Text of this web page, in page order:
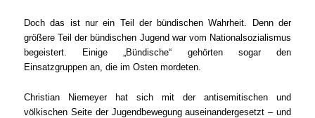
Doch das ist nur ein Teil der bündischen Wahrheit. Denn der
größere Teil der bündischen Jugend war vom Nationalsozialismus
begeistert. Einige „Bündische“ gehörten sogar den
Einsatzgruppen an, die im Osten mordeten.
Christian Niemeyer hat sich mit der antisemitischen und
völkischen Seite der Jugendbewegung auseinandergesetzt – und